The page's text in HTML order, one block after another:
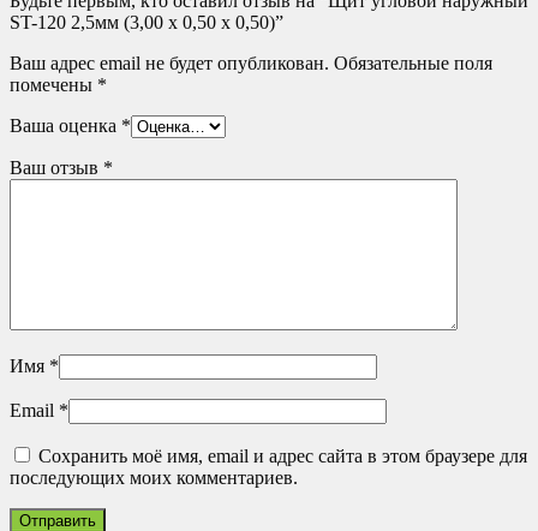
ST-120 2,5мм (3,00 х 0,50 х 0,50)”
Ваш адрес email не будет опубликован. Обязательные поля
помечены *
Ваша оценка *
Ваш отзыв *
Имя *
Email *
Сохранить моё имя, email и адрес сайта в этом браузере для
последующих моих комментариев.